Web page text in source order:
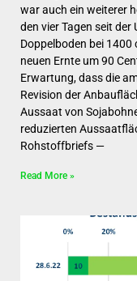
war auch ein weiterer
den vier Tagen seit
Doppelboden bei
neuen Ernte um 90
Erwartung, dass die
Revision der
Aussaat von
reduzierten
Rohstoffbriefs —
Read More »